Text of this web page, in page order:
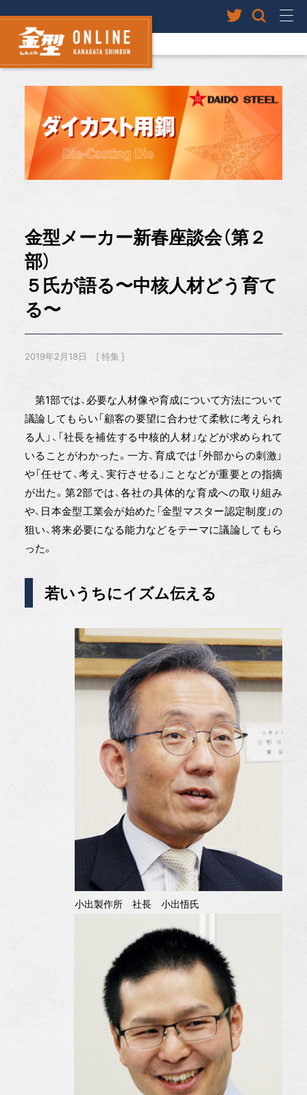
金型メーカー新春座談会（第２
部）
５氏が語る〜中核人材どう育て
る〜
2019年2月18日 特集
第1部では、必要な人材像や育成について方法について
議論してもらい「顧客の要望に合わせて柔軟に考えられ
る人」、「社長を補佐する中核的人材」などが求められて
いることがわかった。一方、育成では「外部からの刺激」
や「任せて、考え、実行させる」ことなどが重要との指摘
が出た。第2部では、各社の具体的な育成への取り組み
や、日本金型工業会が始めた「金型マスター認定制度」の
狙い、将来必要になる能力などをテーマに議論してもら
った。
若いうちにイズム伝える
小出製作所 社長 小出悟氏